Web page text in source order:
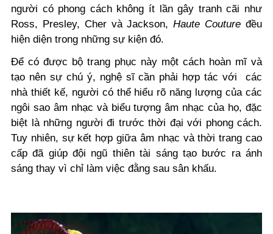
người có phong cách không ít lần gây tranh cãi như
Ross, Presley, Cher và Jackson,Haute Couture đều
hiện diện trong những sự kiện đó.
Để có được bộ trang phục này một cách hoàn mĩ và
tạo nên sự chú ý, nghệ sĩ cần phải hợp tác với các
nhà thiết kế, người có thể hiểu rõ năng lượng của các
ngôi sao âm nhạc và biểu tượng âm nhạc của họ, đặc
biệt là những người đi trước thời đại với phong cách.
Tuy nhiên, sự kết hợp giữa âm nhạc và thời trang cao
cấp đã giúp đội ngũ thiên tài sáng tạo bước ra ánh
sáng thay vì chỉ làm việc đằng sau sân khấu.